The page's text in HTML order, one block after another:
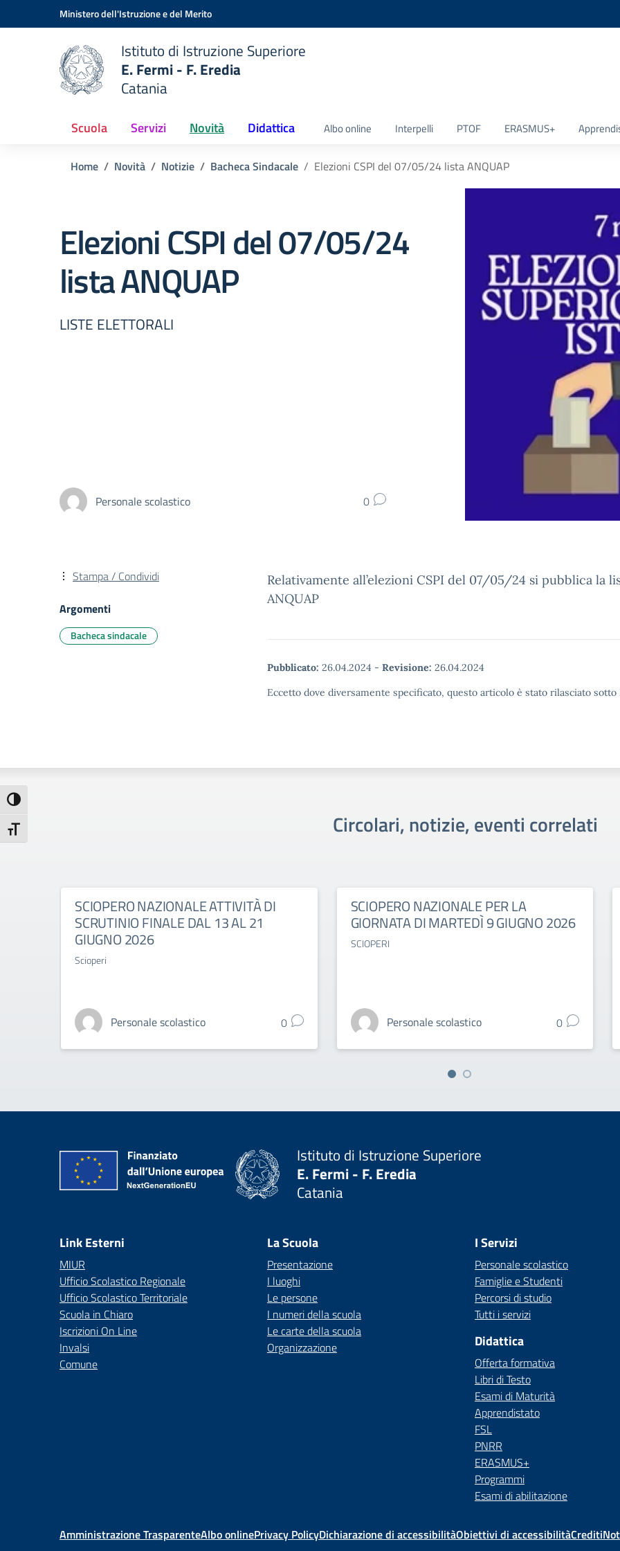
Attiva/disattiva alto contrasto
Attiva/disattiva dimensione testo
Vai ai contenuti
Vai al menu di navigazioneMinistero dell'Istruzione e del Merito
scuola
Istituto di Istruzione Superiore
E. Fermi - F. Eredia
Catania
Scuola Servizi Novità Didattica Albo online Interpelli PTOF ERASMUS+
Home Novità Notizie Bacheca Sindacale Elezioni CSPI del 07/05/24 lista ANQUAP
Elezioni CSPI del 07/05/24
lista ANQUAP
LISTE ELETTORALI
Personale scolastico 0
Relativamente all’elezioni CSPI del 07/05/24 si pubblica la
ANQUAP
Pubblicato: 26.04.2024 - Revisione: 26.04.2024
Eccetto dove diversamente specificato, questo articolo è stato rilasciato
Stampa / Condividi
Argomenti
Bacheca sindacale
Circolari, notizie, eventi correlati
SCIOPERO NAZIONALE ATTIVITÀ DI
SCRUTINIO FINALE DAL 13 AL 21
GIUGNO 2026
Scioperi
Personale scolastico 0
SCIOPERO NAZIONALE PER LA
GIORNATA DI MARTEDÌ 9 GIUGNO 2026
SCIOPERI
Personale scolastico 0
Istituto di Istruzione Superiore
E. Fermi - F. Eredia
Catania
Link Esterni
MIUR
Ufficio Scolastico Regionale
Ufficio Scolastico Territoriale
Scuola in Chiaro
Iscrizioni On Line
Invalsi
Comune
La Scuola
Presentazione
I luoghi
Le persone
I numeri della scuola
Le carte della scuola
Organizzazione
I Servizi
Personale scolastico
Famiglie e Studenti
Percorsi di studio
Tutti i servizi
Didattica
Offerta formativa
Libri di Testo
Esami di Maturità
Apprendistato
FSL
PNRR
ERASMUS+
Programmi
Esami di abilitazione
Amministrazione TrasparenteAlbo onlinePrivacy PolicyDichiarazione di accessibilitàObiettivi di accessibilitàCrediti